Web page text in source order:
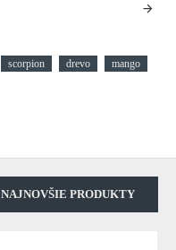
scorpion drevo
mango
NAJNOVŠIE PRODUKTY